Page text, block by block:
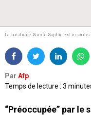
La basilique Sainte-Sophie est
Par Afp
Temps de lecture : 3
“Préoccupée” par le